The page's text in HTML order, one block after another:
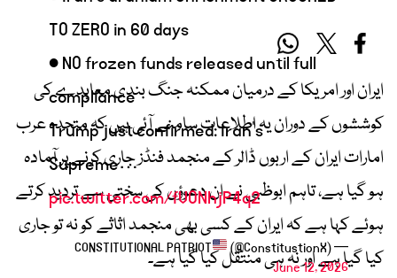
TO ZERO in 60 days
• NO frozen funds released until full
compliance
Trump just confirmed: Iran’s
Supreme…
pic.twitter.com/fVONhjP4q2
— CONSTITUTIONAL PATRIOT
(@ConstitustionX)
June 12, 2026
ایران اور امریکا کے درمیان ممکنہ جنگ بندی معاہدے کی
کوششوں کے دوران یہ اطلاعات سامنے آئی ہیں کہ متحدہ عرب
امارات ایران کے اربوں ڈالر کے منجمد فنڈز جاری کرنے پر آمادہ
ہو گیا ہے، تاہم ابوظبی نے ان دعوؤں کی سختی سے تردید کرتے
ہوئے کہا ہے کہ ایران کے کسی بھی منجمد اثاثے کو نہ تو جاری
کیا گیا ہے اور نہ ہی منتقل کیا گیا ہے۔